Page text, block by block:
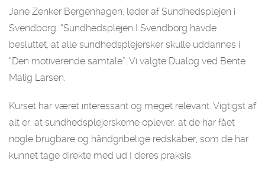
Jane Zenker Bergenhagen, leder af Sundhedsplejen i
Svendborg: “Sundhedsplejen I Svendborg havde
besluttet, at alle sundhedsplejersker skulle uddannes i
“Den motiverende samtale”. Vi valgte Dualog ved Bente
Malig Larsen.
Kurset har været interessant og meget relevant. Vigtigst af
alt er, at sundhedsplejerskerne oplever, at de har fået
nogle brugbare og håndgribelige redskaber, som de har
kunnet tage direkte med ud I deres praksis.